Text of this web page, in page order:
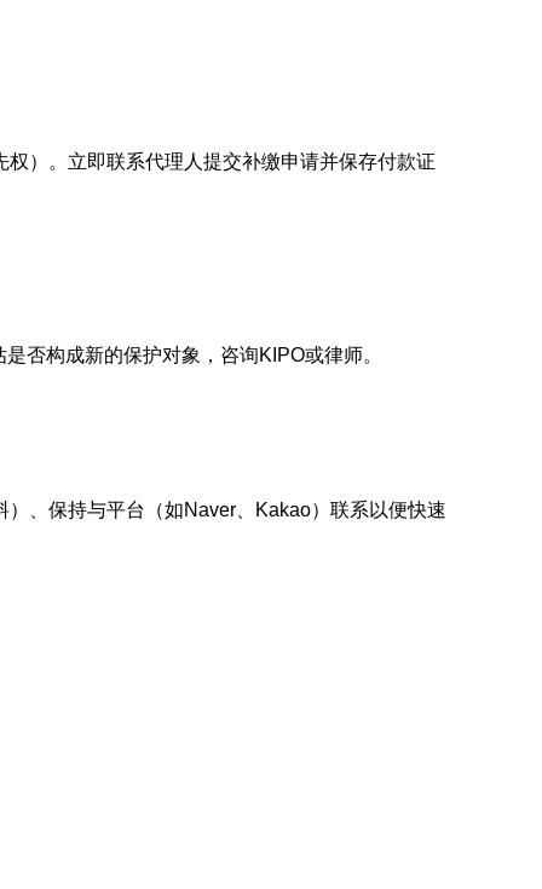
）。立即联系代理人提交补缴申请并保存付款证
否构成新的保护对象，咨询KIPO或律师。
、保持与平台（如Naver、Kakao）联系以便快速